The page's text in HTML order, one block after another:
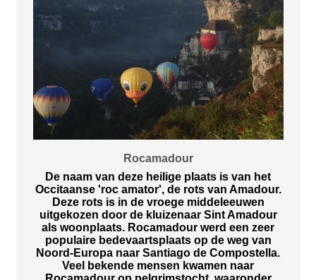
Rocamadour
De naam van deze heilige plaats is van het
Occitaanse 'roc amator', de rots van Amadour.
Deze rots is in de vroege middeleeuwen
uitgekozen door de kluizenaar Sint Amadour
als woonplaats. Rocamadour werd een zeer
populaire bedevaartsplaats op de weg van
Noord-Europa naar Santiago de Compostella.
Veel bekende mensen kwamen naar